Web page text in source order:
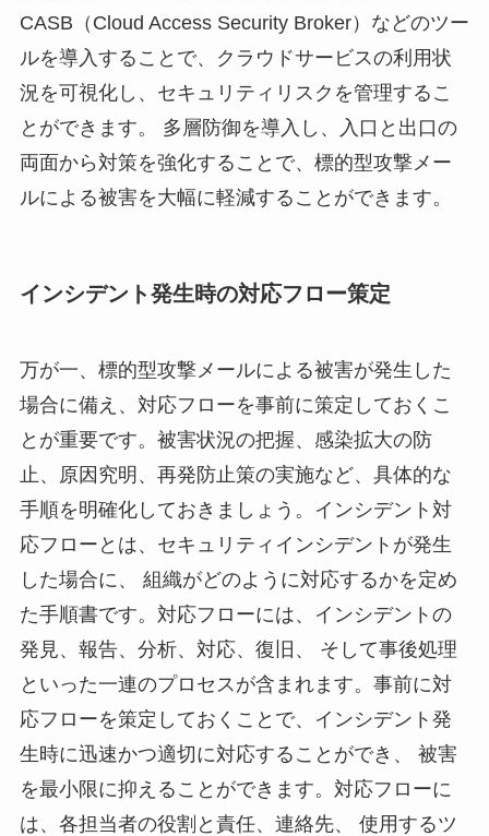
CASB（Cloud Access Security Broker）などのツー
ルを導入することで、クラウドサービスの利用状
況を可視化し、セキュリティリスクを管理するこ
とができます。 多層防御を導入し、入口と出口の
両面から対策を強化することで、標的型攻撃メー
ルによる被害を大幅に軽減することができます。
インシデント発生時の対応フロー策定
万が一、標的型攻撃メールによる被害が発生した
場合に備え、対応フローを事前に策定しておくこ
とが重要です。被害状況の把握、感染拡大の防
止、原因究明、再発防止策の実施など、具体的な
手順を明確化しておきましょう。インシデント対
応フローとは、セキュリティインシデントが発生
した場合に、 組織がどのように対応するかを定め
た手順書です。対応フローには、インシデントの
発見、報告、分析、対応、復旧、 そして事後処理
といった一連のプロセスが含まれます。事前に対
応フローを策定しておくことで、インシデント発
生時に迅速かつ適切に対応することができ、 被害
を最小限に抑えることができます。対応フローに
は、各担当者の役割と責任、連絡先、 使用するツ